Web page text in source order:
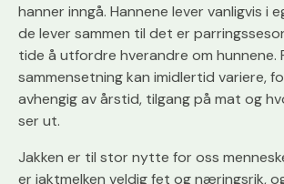
hanner inngå. Hannene lever vanligvis i
de lever sammen til det er
tide å utfordre hverandre om hunnene.
sammensetning kan imidlertid variere,
avhengig av årstid, tilgang på mat og
ser ut.
Jakken er til stor nytte for oss
er jaktmelken veldig fet og næringsrik,